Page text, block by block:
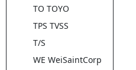
TO TOYO
TPS TVSS
T/S
WE WeiSaintCorp